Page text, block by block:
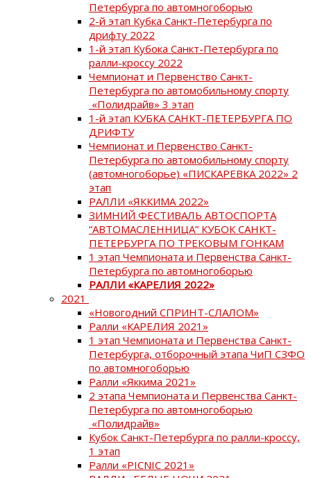
Петербурга по автомногоборью
2-й этап Кубка Санкт-Петербурга по
дрифту 2022
1-й этап Кубока Санкт-Петербурга по
ралли-кроссу 2022
Чемпионат и Первенство Санкт-
Петербурга по автомобильному спорту
«Полидрайв» 3 этап
1-й этап КУБКА САНКТ-ПЕТЕРБУРГА ПО
ДРИФТУ
Чемпионат и Первенство Санкт-
Петербурга по автомобильному спорту
(автомногоборье) «ПИСКАРЕВКА 2022» 2
этап
РАЛЛИ «ЯККИМА 2022»
ЗИМНИЙ ФЕСТИВАЛЬ АВТОСПОРТА
“АВТОМАСЛЕННИЦА” КУБОК САНКТ-
ПЕТЕРБУРГА ПО ТРЕКОВЫМ ГОНКАМ
1 этап Чемпионата и Первенства Санкт-
Петербурга по автомногоборью
РАЛЛИ «КАРЕЛИЯ 2022»
2021
«Новогодний СПРИНТ-СЛАЛОМ»
Ралли «КАРЕЛИЯ 2021»
1 этап Чемпионата и Первенства Санкт-
Петербурга, отборочный этапа ЧиП СЗФО
по автомногоборью
Ралли «Яккима 2021»
2 этапа Чемпионата и Первенства Санкт-
Петербурга по автомногоборью
«Полидрайв»
Кубок Санкт-Петербурга по ралли-кроссу,
1 этап
Ралли «PICNIC 2021»